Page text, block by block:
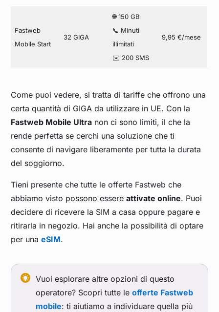
Fastweb
Mobile Start
32 GIGA
🌐 150 GB
📞 Minuti
illimitati
✉️ 200 SMS
9,95 €/mese
Come puoi vedere, si tratta di tariffe che offrono una
certa quantità di GIGA da utilizzare in UE. Con la
Fastweb Mobile Ultra non ci sono limiti, il che la
rende perfetta se cerchi una soluzione che ti
consente di navigare liberamente per tutta la durata
del soggiorno.
Tieni presente che tutte le offerte Fastweb che
abbiamo visto possono essereattivate online. Puoi
decidere di ricevere la SIM a casa oppure pagare e
ritirarla in negozio. Hai anche la possibilità di optare
per unaeSIM.
Vuoi esplorare altre opzioni di questo
operatore? Scopri tutte leofferte Fastweb
mobile: ti aiutiamo a individuare quella più